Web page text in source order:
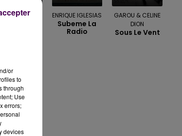
BEBE REXHA ENRIQUE IGLESIAS
Subeme La
Radio
GAROU & CELINE
DION
Sous Le Vent
or
to
through
Use
errors;
devices